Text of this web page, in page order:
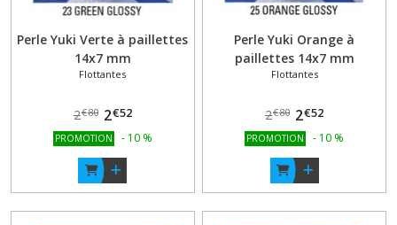
Perle Yuki Verte à paillettes
14x7 mm
Flottantes
2€80 2€52
PROMOTION - 10 %
Perle Yuki Orange à
paillettes 14x7 mm
Flottantes
2€80 2€52
PROMOTION - 10 %